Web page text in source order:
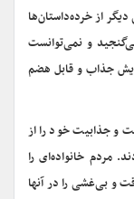
از خرده‌داستان‌ها
و نمی‌توانست
جذاب و قابل هضم
و جذابیت خود را از
مردم خانواده‌ای را
و بی‌غشی را در آنها